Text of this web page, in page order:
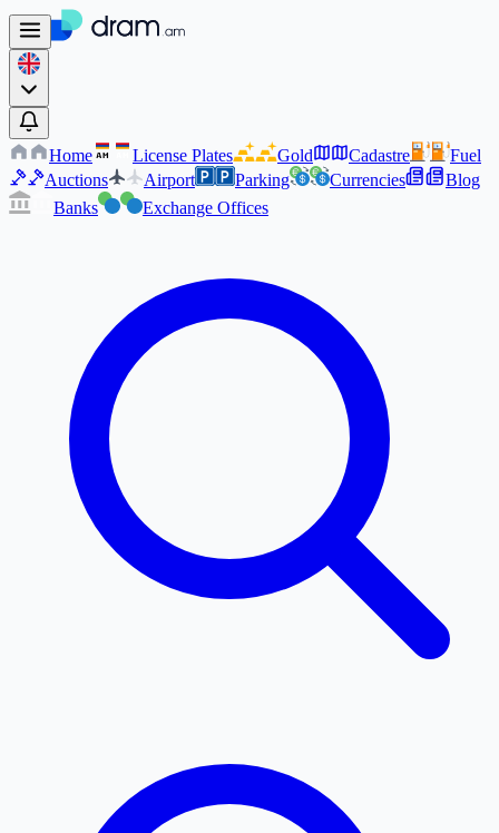
Home AM License Plates Gold Cadastre
Fuel
Auctions
Airport Parking Currencies
Blog
Banks
Exchange Offices